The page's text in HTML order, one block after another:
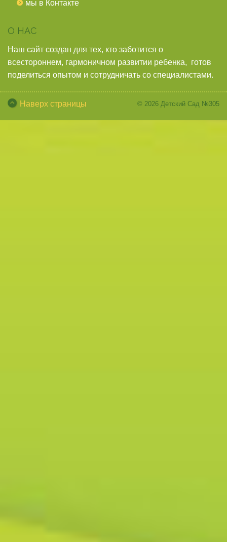
мы в Контакте
О НАС
Наш сайт создан для тех, кто заботится о
всестороннем, гармоничном развитии ребенка, готов
поделиться опытом и сотрудничать со специалистами.
Наверх страницы © 2026 Детский Сад №305